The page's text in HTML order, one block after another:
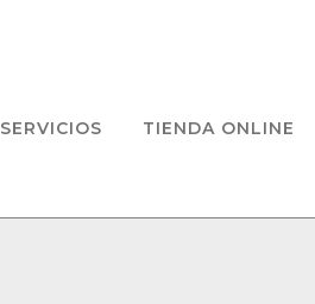
SERVICIOS TIENDA ONLINE